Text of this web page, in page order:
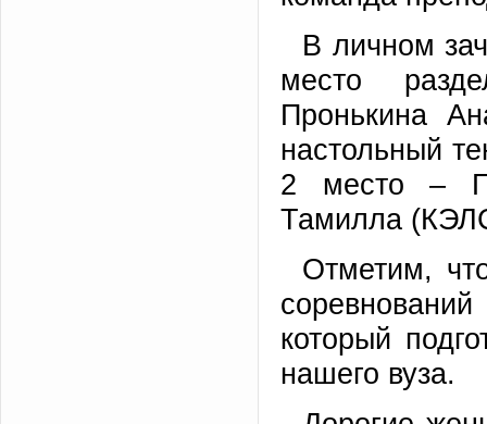
В личном
место
Пронькина
настольный
2 место –
Тамилла
Отметим,
который
нашего вуза.